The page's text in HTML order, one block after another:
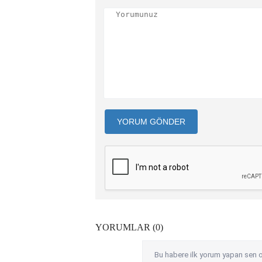
YORUM GÖNDER
YORUMLAR (0)
Bu habere ilk yorum yapan sen